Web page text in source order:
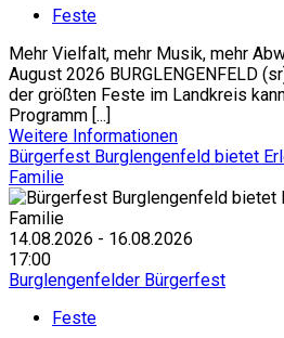
Feste
Mehr Vielfalt, mehr Musik, mehr
August 2026 BURGLENGENFELD
der größten Feste im Landkreis
Programm [...]
Weitere Informationen
Bürgerfest Burglengenfeld bietet
Familie
14.08.2026 - 16.08.2026
17:00
Burglengenfelder Bürgerfest
Feste